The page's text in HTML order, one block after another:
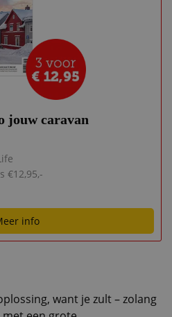
jouw caravan
€12,95,-
info
want je zult – zolang